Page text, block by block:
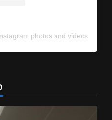
photos and videos